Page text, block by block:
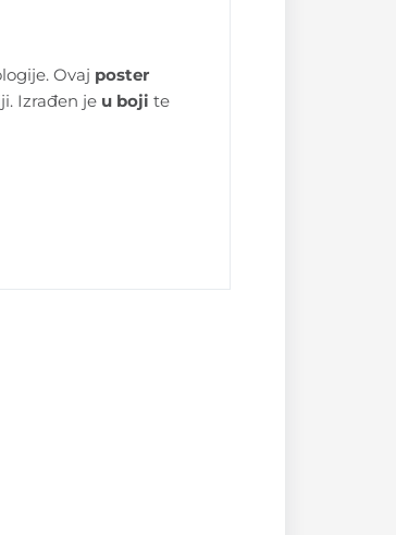
Ovaj poster
Izrađen je u boji te